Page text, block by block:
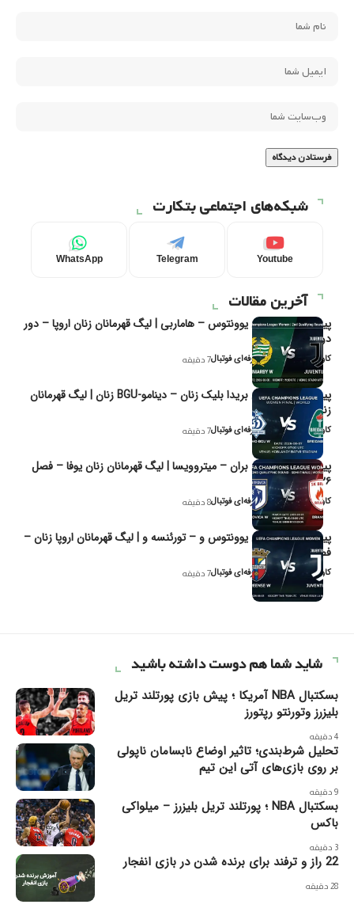
شبکه‌های اجتماعی بتکارت
Youtube
Telegram
WhatsApp
آخرین مقالات
پیش‌بینی و تحلیل یوونتوس – هاماربی | لیگ قهرمانان زنان اروپا – دور
دوم مرحله
کاوه نیک‌فر، تحلیل‌گر حرفه‌ای فوتبال7 دقیقه
پیش‌بینی و تحلیل بریدا بلیک زنان – دینامو-BGU زنان | لیگ قهرمانان
زنان یوفا
کاوه نیک‌فر، تحلیل‌گر حرفه‌ای فوتبال7 دقیقه
پیش‌بینی و تحلیل بران – میتروویسا | لیگ قهرمانان زنان یوفا – فصل
۲۰۲۶
کاوه نیک‌فر، تحلیل‌گر حرفه‌ای فوتبال8 دقیقه
پیش‌بینی و تحلیل یوونتوس و – تورئنسه و | لیگ قهرمانان اروپا زنان –
فصل ۲۰۲۶
کاوه نیک‌فر، تحلیل‌گر حرفه‌ای فوتبال7 دقیقه
شاید شما هم دوست داشته باشید
بسکتبال NBA آمریکا ؛ پیش بازی پورتلند تریل
بلیزرز وتورنتو رپتورز
4 دقیقه
تحلیل شرط‌بندی؛ تاثیر اوضاع نابسامان ناپولی
بر روی بازی‌های آتی این تیم
9 دقیقه
بسکتبال NBA ؛ پورتلند تریل بلیزرز – میلواکی
باکس
3 دقیقه
22 راز و ترفند برای برنده شدن در بازی انفجار
28 دقیقه